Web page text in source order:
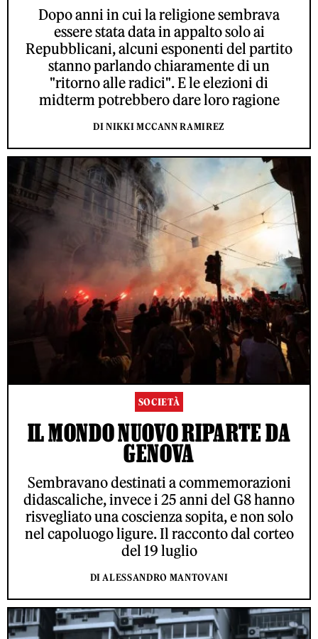
Dopo anni in cui la religione sembrava
essere stata data in appalto solo ai
Repubblicani, alcuni esponenti del partito
stanno parlando chiaramente di un
"ritorno alle radici". E le elezioni di
midterm potrebbero dare loro ragione
DI NIKKI MCCANN RAMIREZ
SOCIETÀ
IL MONDO NUOVO RIPARTE DA
GENOVA
Sembravano destinati a commemorazioni
didascaliche, invece i 25 anni del G8 hanno
risvegliato una coscienza sopita, e non solo
nel capoluogo ligure. Il racconto dal corteo
del 19 luglio
DI ALESSANDRO MANTOVANI